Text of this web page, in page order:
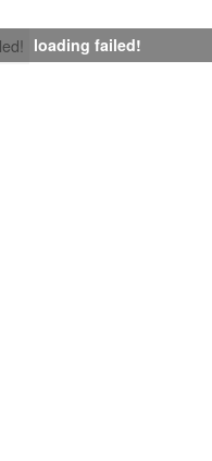
loading failed!